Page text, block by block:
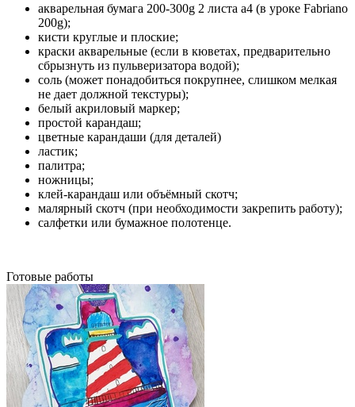
акварельная бумага 200-300g 2 листа а4 (в уроке Fabriano
200g);
кисти круглые и плоские;
краски акварельные (если в кюветах, предварительно
сбрызнуть из пульверизатора водой);
соль (может понадобиться покрупнее, слишком мелкая
не дает должной текстуры);
белый акриловый маркер;
простой карандаш;
цветные карандаши (для деталей)
ластик;
палитра;
ножницы;
клей-карандаш или объёмный скотч;
малярный скотч (при необходимости закрепить работу);
салфетки или бумажное полотенце.
Готовые работы